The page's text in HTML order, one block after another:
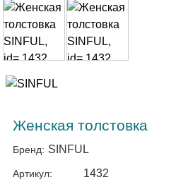
Женская толстовка
Бренд: SINFUL
Артикул: 1432